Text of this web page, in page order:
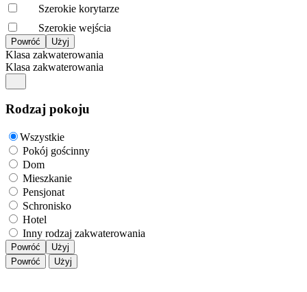
Szerokie korytarze
Szerokie wejścia
Klasa zakwaterowania
Klasa zakwaterowania
Rodzaj pokoju
Wszystkie
Pokój gościnny
Dom
Mieszkanie
Pensjonat
Schronisko
Hotel
Inny rodzaj zakwaterowania
Powróć
Użyj
Powróć
Użyj